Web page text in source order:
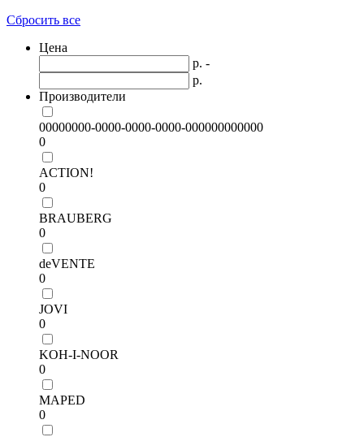
Сбросить все
Цена
р. -
р.
Производители
00000000-0000-0000-0000-000000000000
0
ACTION!
0
BRAUBERG
0
deVENTE
0
JOVI
0
KOH-I-NOOR
0
MAPED
0